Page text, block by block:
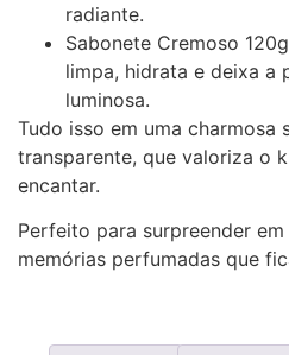
radiante.
Sabonete Cremoso
limpa, hidrata e deixa a
luminosa.
Tudo isso em uma charmosa
transparente, que valoriza o
encantar.
Perfeito para surpreender
memórias perfumadas que